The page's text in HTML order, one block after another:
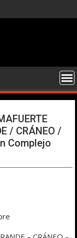
/ CRÁNEO /
Complejo